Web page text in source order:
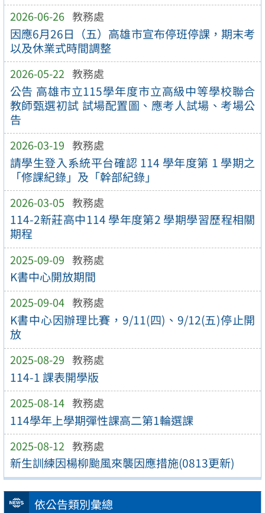
2026-06-26 教務處
因應6月26日（五）高雄市宣布停班停課，期末考
以及休業式時間調整
2026-05-22 教務處
公告 高雄市立115學年度市立高級中等學校聯合
教師甄選初試 試場配置圖、應考人試場、考場公
告
2026-03-19 教務處
請學生登入系統平台確認 114 學年度第 1 學期之
「修課紀錄」及「幹部紀錄」
2026-03-05 教務處
114-2新莊⾼中114 學年度第2 學期學習歷程相關
期程
2025-09-09 教務處
K書中心開放期間
2025-09-04 教務處
K書中心因辦理比賽，9/11(四)、9/12(五)停止開
放
2025-08-29 教務處
114-1 課表開學版
2025-08-14 教務處
114學年上學期彈性課高二第1輪選課
2025-08-12 教務處
新生訓練因楊柳颱風來襲因應措施(0813更新)
依公告類別彙總